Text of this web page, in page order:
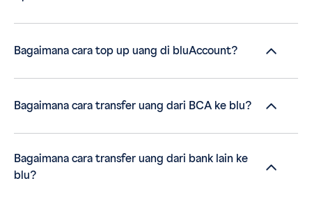
Bagaimana cara top up uang di bluAccount?
Bagaimana cara transfer uang dari BCA ke blu?
Bagaimana cara transfer uang dari bank lain ke
blu?